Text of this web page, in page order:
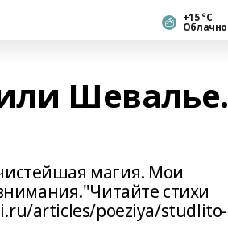
+15 °С
Облачно
Шевалье.
магия. Мои
стихи
articles/poeziya/studlito-